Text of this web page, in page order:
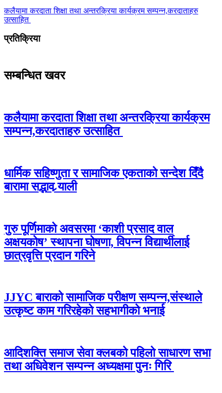
कलैयामा करदाता शिक्षा तथा अन्तरक्रिया कार्यक्रम सम्पन्न,करदाताहरु
उत्साहित
प्रतिक्रिया
सम्बन्धित खवर
कलैयामा करदाता शिक्षा तथा अन्तरक्रिया कार्यक्रम
सम्पन्न,करदाताहरु उत्साहित
धार्मिक सहिष्णुता र सामाजिक एकताको सन्देश दिँदै
बारामा सद्भाव र्‍याली
गुरु पूर्णिमाको अवसरमा ‘काशी प्रसाद वाल
अक्षयकोष’ स्थापना घोषणा, विपन्न विद्यार्थीलाई
छात्रवृत्ति प्रदान गरिने
JJYC बाराको सामाजिक परीक्षण सम्पन्न,संस्थाले
उत्कृष्ट काम गरिरहेको सहभागीको भनाई
आदिशक्ति समाज सेवा क्लबको पहिलो साधारण सभा
तथा अधिवेशन सम्पन्न अध्यक्षमा पुनः गिरि